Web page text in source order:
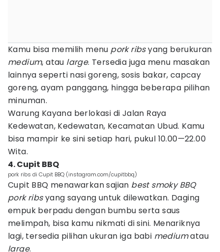
Kamu bisa memilih menu pork ribsyang berukuran
medium, atau large. Tersedia juga menu masakan
lainnya seperti nasi goreng, sosis bakar, capcay
goreng, ayam panggang, hingga beberapa pilihan
minuman.
Warung Kayana berlokasi di Jalan Raya
Kedewatan, Kedewatan, Kecamatan Ubud. Kamu
bisa mampir ke sini setiap hari, pukul 10.00—22.00
Wita.
4. Cupit BBQ
pork ribs di Cupit BBQ (instagram.com/cupitbbq)
Cupit BBQ menawarkan sajian best smoky BBQ
pork ribsyang sayang untuk dilewatkan. Daging
empuk berpadu dengan bumbu serta saus
melimpah, bisa kamu nikmati di sini. Menariknya
lagi, tersedia pilihan ukuran iga babi mediumatau
large.